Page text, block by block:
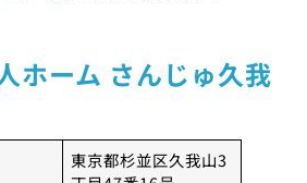
ホーム さんじゅ久我
東京都杉並区久我山3